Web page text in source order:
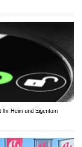
Ihr Heim und Eigentum